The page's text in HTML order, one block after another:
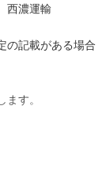
西濃運輸
の記載がある場合
す。